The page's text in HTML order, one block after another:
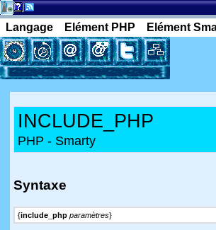
Langage
Elément PHP Elément
INCLUDE_PHP
PHP - Smarty
Syntaxe
{include_php paramètres}